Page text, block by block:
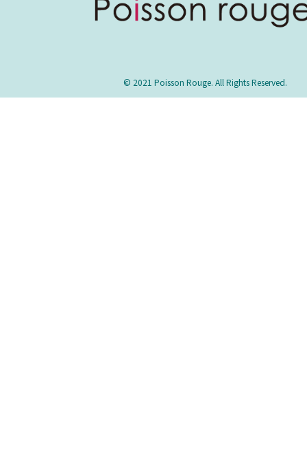
© 2021 Poisson Rouge. All Rights Reserved.